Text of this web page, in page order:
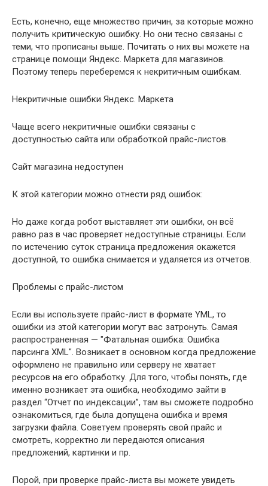
Есть, конечно, еще множество причин, за которые можно
получить критическую ошибку. Но они тесно связаны с
теми, что прописаны выше. Почитать о них вы можете на
странице помощи Яндекс. Маркета для магазинов.
Поэтому теперь переберемся к некритичным ошибкам.
Некритичные ошибки Яндекс. Маркета
Чаще всего некритичные ошибки связаны с
доступностью сайта или обработкой прайс-листов.
Сайт магазина недоступен
К этой категории можно отнести ряд ошибок:
Но даже когда робот выставляет эти ошибки, он всё
равно раз в час проверяет недоступные страницы. Если
по истечению суток страница предложения окажется
доступной, то ошибка снимается и удаляется из отчетов.
Проблемы с прайс-листом
Если вы используете прайс-лист в формате YML, то
ошибки из этой категории могут вас затронуть. Самая
распространенная — "Фатальная ошибка: Ошибка
парсинга XML". Возникает в основном когда предложение
оформлено не правильно или серверу не хватает
ресурсов на его обработку. Для того, чтобы понять, где
именно возникает эта ошибка, необходимо зайти в
раздел “Отчет по индексации”, там вы сможете подробно
ознакомиться, где была допущена ошибка и время
загрузки файла. Советуем проверять свой прайс и
смотреть, корректно ли передаются описания
предложений, картинки и пр.
Порой, при проверке прайс-листа вы можете увидеть